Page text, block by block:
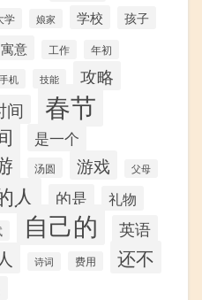
学 娘家 学校 孩子
寓意 工作 年初
手机 技能 攻略
间 春节
是一个
汤圆 游戏 父母
人 的是 礼物
自己的 英语
诗词 费用 还不